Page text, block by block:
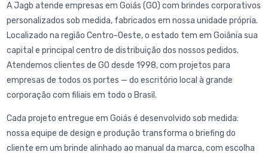
A Jagb atende empresas em Goiás (GO) com brindes corporativos
personalizados sob medida, fabricados em nossa unidade própria.
Localizado na região Centro-Oeste, o estado tem em Goiânia sua
capital e principal centro de distribuição dos nossos pedidos.
Atendemos clientes de GO desde 1998, com projetos para
empresas de todos os portes — do escritório local à grande
corporação com filiais em todo o Brasil.
Cada projeto entregue em Goiás é desenvolvido sob medida:
nossa equipe de design e produção transforma o briefing do
cliente em um brinde alinhado ao manual da marca, com escolha